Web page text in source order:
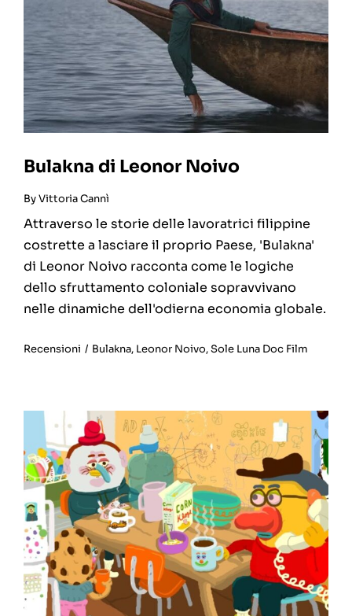
Bulakna di Leonor Noivo
ByVittoria Cannì
Attraverso le storie delle lavoratrici filippine
costrette a lasciare il proprio Paese, 'Bulakna'
di Leonor Noivo racconta come le logiche
dello sfruttamento coloniale sopravvivano
nelle dinamiche dell'odierna economia globale.
Recensioni / Bulakna, Leonor Noivo,Sole Luna Doc Film